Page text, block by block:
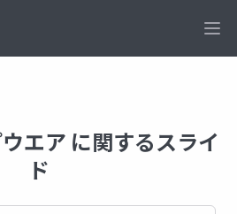
エア に関するスライ
ド